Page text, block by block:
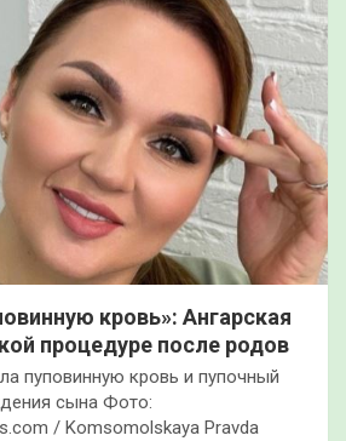
кровь»: Ангарская
процедуре после родов
пуповинную кровь и пупочный
сына Фото:
/ Komsomolskaya Pravda